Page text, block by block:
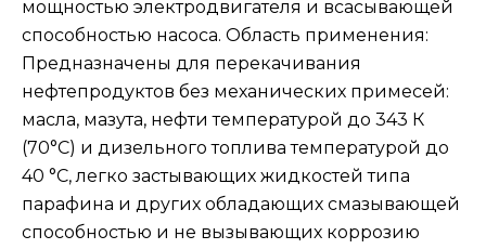
мощностью электродвигателя и всасывающей
способностью насоса. Область применения:
Предназначены для перекачивания
нефтепродуктов без механических примесей:
масла, мазута, нефти температурой до 343 К
(70°C) и дизельного топлива температурой до
40 °C, легко застывающих жидкостей типа
парафина и других обладающих смазывающей
способностью и не вызывающих коррозию